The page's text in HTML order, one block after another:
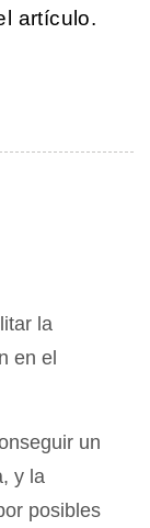
artículo.
la
en el
un
y la
posibles